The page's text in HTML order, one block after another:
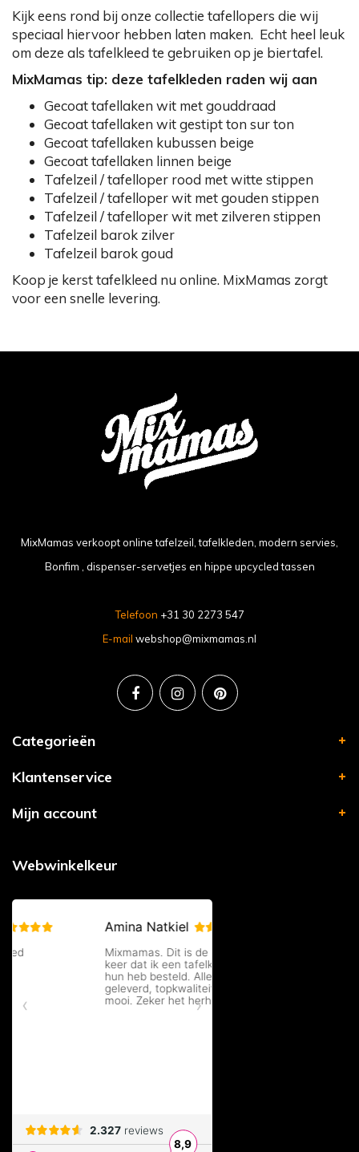
Kijk eens rond bij onze collectie tafellopers die wij
speciaal hiervoor hebben laten maken. Echt heel leuk
om deze als tafelkleed te gebruiken op je biertafel.
MixMamas tip: deze tafelkleden raden wij aan
Gecoat tafellaken wit met gouddraad
Gecoat tafellaken wit gestipt ton sur ton
Gecoat tafellaken kubussen beige
Gecoat tafellaken linnen beige
Tafelzeil / tafelloper rood met witte stippen
Tafelzeil / tafelloper wit met gouden stippen
Tafelzeil / tafelloper wit met zilveren stippen
Tafelzeil barok zilver
Tafelzeil barok goud
Koop je kerst tafelkleed nu online. MixMamas zorgt
voor een snelle levering.
MixMamas verkoopt online tafelzeil, tafelkleden, modern servies,
Bonfim , dispenser-servetjes en hippe upcycled tassen
Telefoon +31 30 2273 547
E-mail webshop@mixmamas.nl
Categorieën
Klantenservice
Mijn account
Webwinkelkeur